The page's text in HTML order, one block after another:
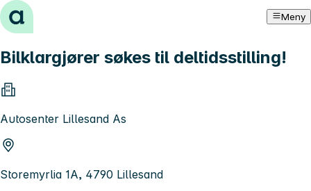
Hopp til innhold Meny
Bilklargjører søkes til deltidsstilling!
Autosenter Lillesand As
Storemyrlia 1A, 4790 Lillesand